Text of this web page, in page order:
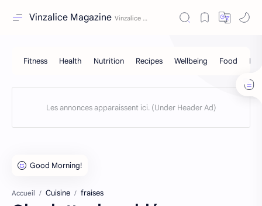
Vinzalice Magazine
Accueil Cuisine fraises